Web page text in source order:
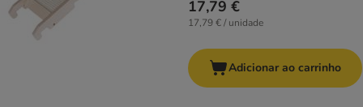
17,79 €
17,79 € / unidade
Adicionar ao carrinho